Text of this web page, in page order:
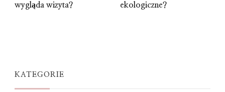
wygląda wizyta?
ekologiczne?
KATEGORIE